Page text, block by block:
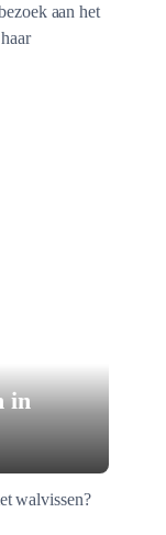
aan het
in
walvissen?